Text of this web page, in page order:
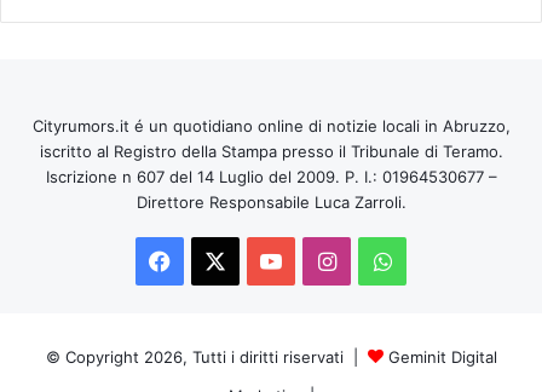
Cityrumors.it é un quotidiano online di notizie locali in Abruzzo,
iscritto al Registro della Stampa presso il Tribunale di Teramo.
Iscrizione n 607 del 14 Luglio del 2009. P. I.: 01964530677 –
Direttore Responsabile Luca Zarroli.
Facebook
You InstagramWhatsApp
© Copyright 2026, Tutti i diritti riservati |
Geminit Digital